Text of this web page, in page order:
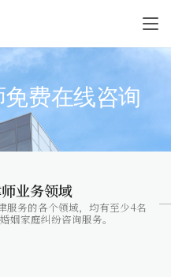
费在线咨询
业务领域
服务的各个领域，均有至少4名
姻家庭纠纷咨询服务。